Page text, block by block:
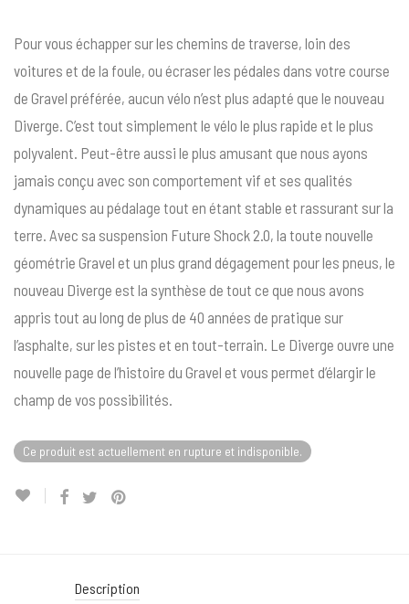
Pour vous échapper sur les chemins de traverse, loin des
voitures et de la foule, ou écraser les pédales dans votre course
de Gravel préférée, aucun vélo n’est plus adapté que le nouveau
Diverge. C’est tout simplement le vélo le plus rapide et le plus
polyvalent. Peut-être aussi le plus amusant que nous ayons
jamais conçu avec son comportement vif et ses qualités
dynamiques au pédalage tout en étant stable et rassurant sur la
terre. Avec sa suspension Future Shock 2.0, la toute nouvelle
géométrie Gravel et un plus grand dégagement pour les pneus, le
nouveau Diverge est la synthèse de tout ce que nous avons
appris tout au long de plus de 40 années de pratique sur
l’asphalte, sur les pistes et en tout-terrain. Le Diverge ouvre une
nouvelle page de l’histoire du Gravel et vous permet d’élargir le
champ de vos possibilités.
Ce produit est actuellement en rupture et indisponible.
Description